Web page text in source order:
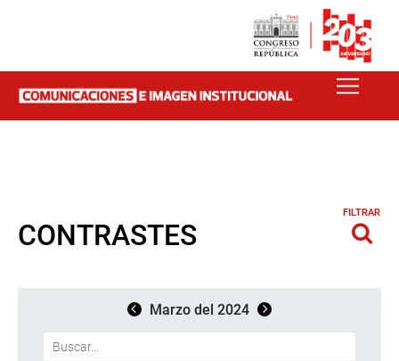
CONTRASTES
FILTRAR
Marzo del 2024